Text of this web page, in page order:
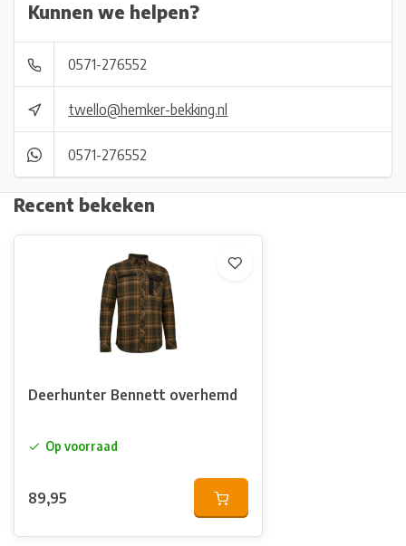
Kunnen we helpen?
0571-276552
twello@hemker-bekking.nl
0571-276552
Recent bekeken
Deerhunter Bennett overhemd
Op voorraad
89,95